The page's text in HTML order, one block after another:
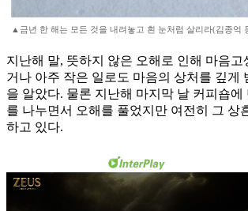
▲금년 한 해는 모든 것을 내려놓고 흰 눈처럼 살리라(김종억
지난해 말, 뜻하지 않은 오해로 인해 마음고
거나 아주 작은 일로도 마음의 상처를 깊게
을 알았다. 물론 지난해 마지막 날 커피숍에
를 나누면서 오해를 풀었지만 여전히 그 상
하고 있다.